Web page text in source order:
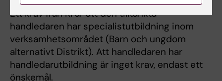
Ett krav från KI är att den tilltänkta
handledaren har specialistutbildning inom
verksamhetsområdet (Barn och ungdom
alternativt Distrikt). Att handledaren har
handledarutbildning är inget krav, endast ett
önskemål.